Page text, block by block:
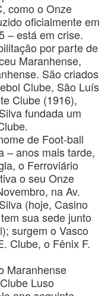
como o Onze
oficialmente em
– está em crise.
por parte de
Maranhense,
São criados
Clube, São Luís
Clube (1916),
fundada um
de Foot-ball
– anos mais tarde,
o Ferroviário
o seu Onze
na Av.
(hoje, Casino
sua sede junto
surgem o Vasco
Clube, o Fênix F.
Maranhense
Luso